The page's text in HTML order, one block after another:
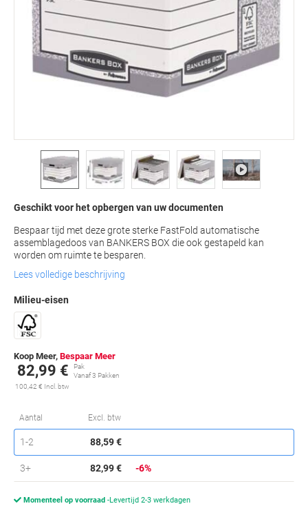
Geschikt voor het opbergen van uw documenten
Bespaar tijd met deze grote sterke FastFold automatische
assemblagedoos van BANKERS BOX die ook gestapeld kan
worden om ruimte te besparen.
Lees volledige beschrijving
Milieu-eisen
Koop Meer, Bespaar Meer
82,99 €
Pak
Vanaf 3 Pakken
100,42 € Incl. btw
Aantal Excl. btw
1-2 88,59 €
3+ 82,99 € -6%
Momenteel op voorraad Levertijd 2-3 werkdagen